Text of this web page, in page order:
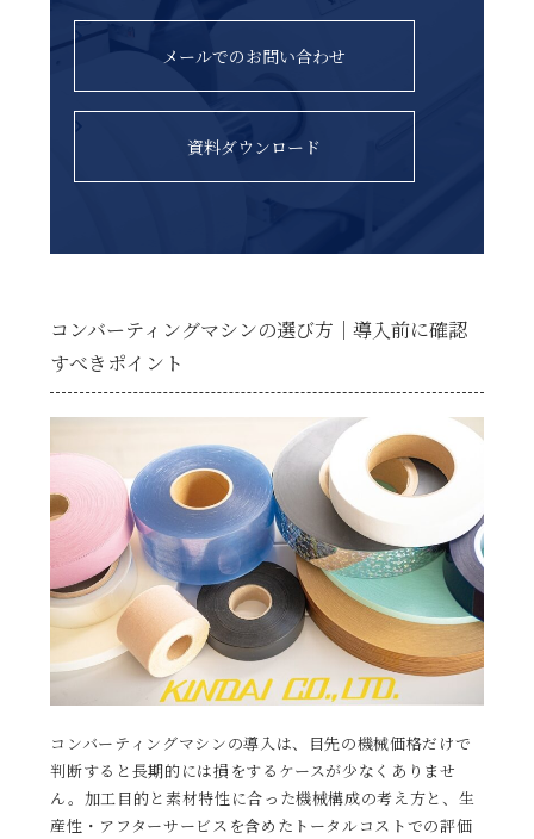
メールでのお問い合わせ
資料ダウンロード
コンバーティングマシンの選び方｜導入前に確認
すべきポイント
コンバーティングマシンの導入は、目先の機械価格だけで
判断すると長期的には損をするケースが少なくありませ
ん。加工目的と素材特性に合った機械構成の考え方と、生
産性・アフターサービスを含めたトータルコストでの評価